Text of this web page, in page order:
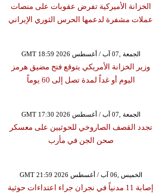
الخزانة الأميركية تفرض عقوبات على منصات
عملات مشفرة لدعمها الحرس الثوري الإيراني
GMT 18:59 2026 الجمعة ,07 آب / أغسطس
وزير الخزانة الأمريكي يتوقع فتح مضيق هرمز
اليوم أو غداً لمدة تصل إلى 60 يوماً
GMT 17:30 2026 الجمعة ,07 آب / أغسطس
تجدد القصف الصاروخي للحوثيين على معسكر
صحن الجن في مأرب
GMT 21:59 2026 الخميس ,06 آب / أغسطس
إصابة 11 مدنياً في نجران جراء اعتداءات حوثية